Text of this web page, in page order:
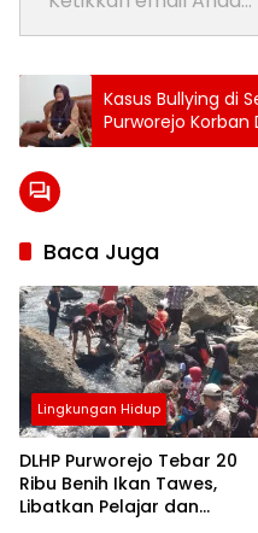
Tag:
24 jam
purworejo
berita
24
jam
berita
purworejo
berita
purworejo
hari ini
Berita
Purworejo
Terkini
berita
terkini
purworejo
Gowes
Hari
Topik:
Gowes
Kasus Bullying di
Purworejo Korban
Pelaku
Baca Juga
Lingkungan Hidup
DLHP Purworejo Tebar 20
Ribu Benih Ikan Tawes,
Libatkan Pelajar dan